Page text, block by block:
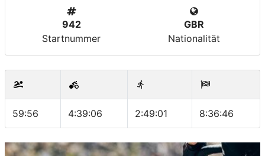
942
Startnummer
GBR
Nationalität
59:56 4:39:06 2:49:01 8:36:46